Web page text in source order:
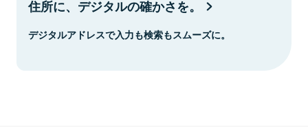
住所に、デジタルの確かさを。
デジタルアドレスで入力も検索もスムーズに。